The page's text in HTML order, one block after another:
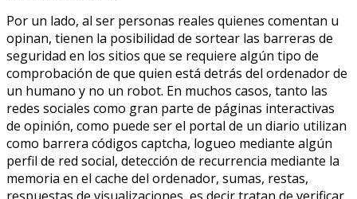
Por un lado, al ser personas reales quienes comentan u
opinan, tienen la posibilidad de sortear las barreras de
seguridad en los sitios que se requiere algún tipo de
comprobación de que quien está detrás del ordenador de
un humano y no un robot. En muchos casos, tanto las
redes sociales como gran parte de páginas interactivas
de opinión, como puede ser el portal de un diario utilizan
como barrera códigos captcha, logueo mediante algún
perfil de red social, detección de recurrencia mediante la
memoria en el cache del ordenador, sumas, restas,